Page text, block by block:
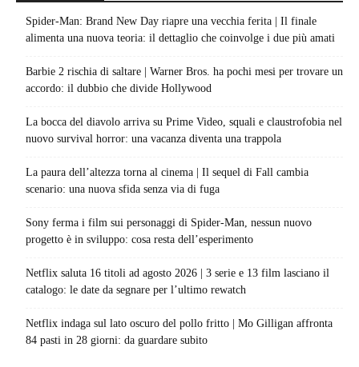
Spider-Man: Brand New Day riapre una vecchia ferita | Il finale
alimenta una nuova teoria: il dettaglio che coinvolge i due più amati
Barbie 2 rischia di saltare | Warner Bros. ha pochi mesi per trovare un
accordo: il dubbio che divide Hollywood
La bocca del diavolo arriva su Prime Video, squali e claustrofobia nel
nuovo survival horror: una vacanza diventa una trappola
La paura dell’altezza torna al cinema | Il sequel di Fall cambia
scenario: una nuova sfida senza via di fuga
Sony ferma i film sui personaggi di Spider-Man, nessun nuovo
progetto è in sviluppo: cosa resta dell’esperimento
Netflix saluta 16 titoli ad agosto 2026 | 3 serie e 13 film lasciano il
catalogo: le date da segnare per l’ultimo rewatch
Netflix indaga sul lato oscuro del pollo fritto | Mo Gilligan affronta
84 pasti in 28 giorni: da guardare subito